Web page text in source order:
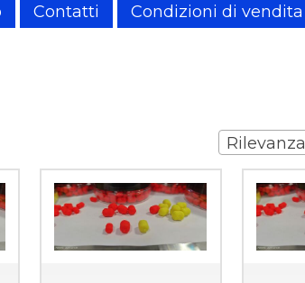
Contatti Condizioni di vendita
Rilevanza